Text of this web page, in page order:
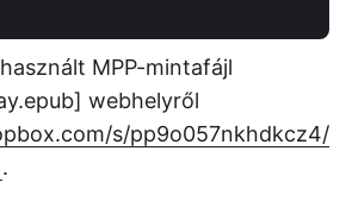
MPP-mintafájl
webhelyről
s/pp9o057nkhdkcz4/
.